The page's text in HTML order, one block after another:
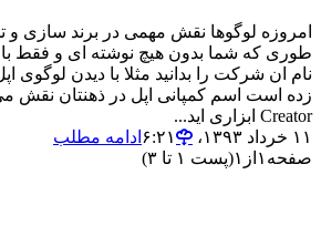
امروزه لوگوها نقش مهمی در برند سازی و
طوری که شما بدون هیچ نوشته ای و فقط با
نام ان شرکت را بدانید مثلا با دیدن
Creator ابزاری اید...
۱۱ خرداد ۱۳۹۳،‏ ۶:۲۱
ادامه مطلب
صفحه ۱ از ۱(پست ۱ تا ۳)